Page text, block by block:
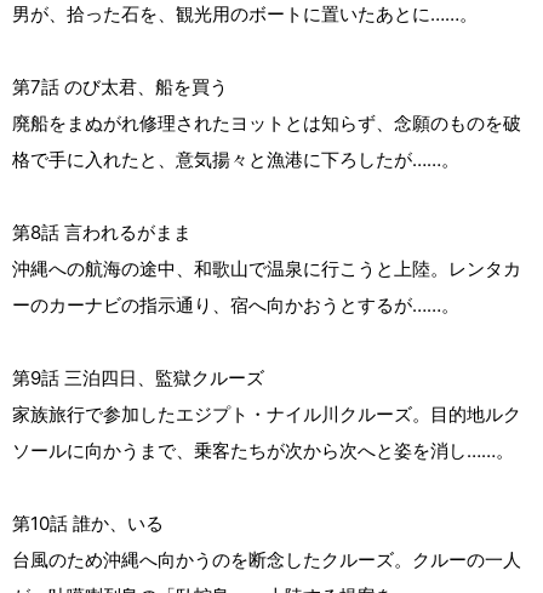
男が、拾った石を、観光用のボートに置いたあとに……。
第7話 のび太君、船を買う
廃船をまぬがれ修理されたヨットとは知らず、念願のものを破
格で手に入れたと、意気揚々と漁港に下ろしたが……。
第8話 言われるがまま
沖縄への航海の途中、和歌山で温泉に行こうと上陸。レンタカ
ーのカーナビの指示通り、宿へ向かおうとするが……。
第9話 三泊四日、監獄クルーズ
家族旅行で参加したエジプト・ナイル川クルーズ。目的地ルク
ソールに向かうまで、乗客たちが次から次へと姿を消し……。
第10話 誰か、いる
台風のため沖縄へ向かうのを断念したクルーズ。クルーの一人